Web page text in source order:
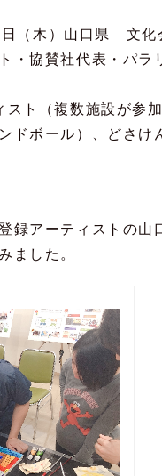
（木）山口県 文化
・協賛社代表・パ
ト（複数施設が参
ドボール）、どさ
録アーティストの山
ました。